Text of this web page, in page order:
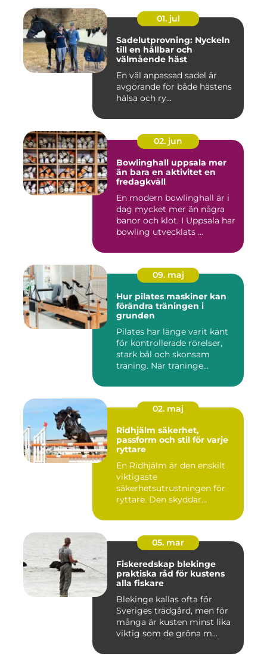
01. jul
Sadelutprovning: Nyckeln
till en hållbar och
välmående häst
En väl anpassad sadel är
avgörande för både hästens
hälsa och ry...
02. jun
Bowlinghall uppsala mer
än bara en aktivitet en
fredagkväll
En modern bowlinghall är i
dag mycket mer än några
banor och klot. I Uppsala har
bowling utvecklats ...
09. maj
Hur pilates maskiner kan
förändra träningen i
grunden
Pilates har länge varit känt
för kontrollerade rörelser,
stark bål och skonsam
träning. När träninge...
02. maj
Ridhjälm säkerhet,
passform och stil för varje
ryttare
En Ridhjälm är den enskilt
viktigaste
säkerhetsutrustningen för
ryttare. Den skyddar
05. mar
Fiskeredskap blekinge
praktiska råd för kustens
alla fiskare
Blekinge kallas ofta för
Sveriges trädgård, men för
många är kusten minst lika
viktig som de gröna m...